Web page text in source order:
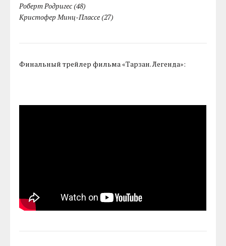
Роберт Родригес (48)
Кристофер Минц-Плассе (27)
Финальный трейлер фильма «Тарзан. Легенда»: